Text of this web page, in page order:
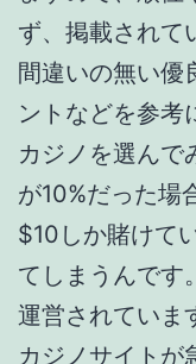
カジノサイトが
の国のオンライ
しているようで
くさん展開して
と、経費を認め
すると、PC代
落とせる可能性
ので税務署に目
ります。. サポ